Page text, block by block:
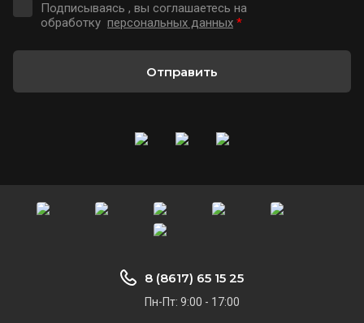
Подписываясь , вы соглашаетесь на
обработку персональных данных *
Отправить
8 (8617) 65 15 25
Пн-Пт: 9:00 - 17:00